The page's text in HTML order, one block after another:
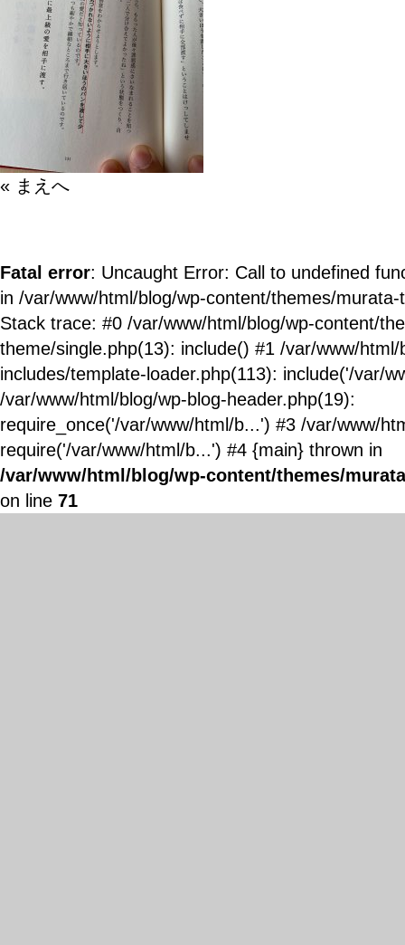
« まえへ
Fatal error: Uncaught Error: Call to undefined
in /var/www/html/blog/wp-content/themes/
Stack trace: #0 /var/www/html/blog/wp-content/
theme/single.php(13): include() #1 /var/www/html/
includes/template-loader.php(113): include('/var/
/var/www/html/blog/wp-blog-header.php(19):
require_once('/var/www/html/b...') #3 /var/www/
require('/var/www/html/b...') #4 {main} thrown in
/var/www/html/blog/wp-content/themes/
on line 71